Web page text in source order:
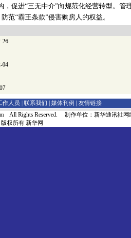
促进“三无中介”向规范化经营转型。管
范“霸王条款”侵害购房人的权益。
26
04
作人员 联系我们 媒体刊例
友情链接
All Rights Reserved. 制作单位：新华通讯社网
版权所有 新华网